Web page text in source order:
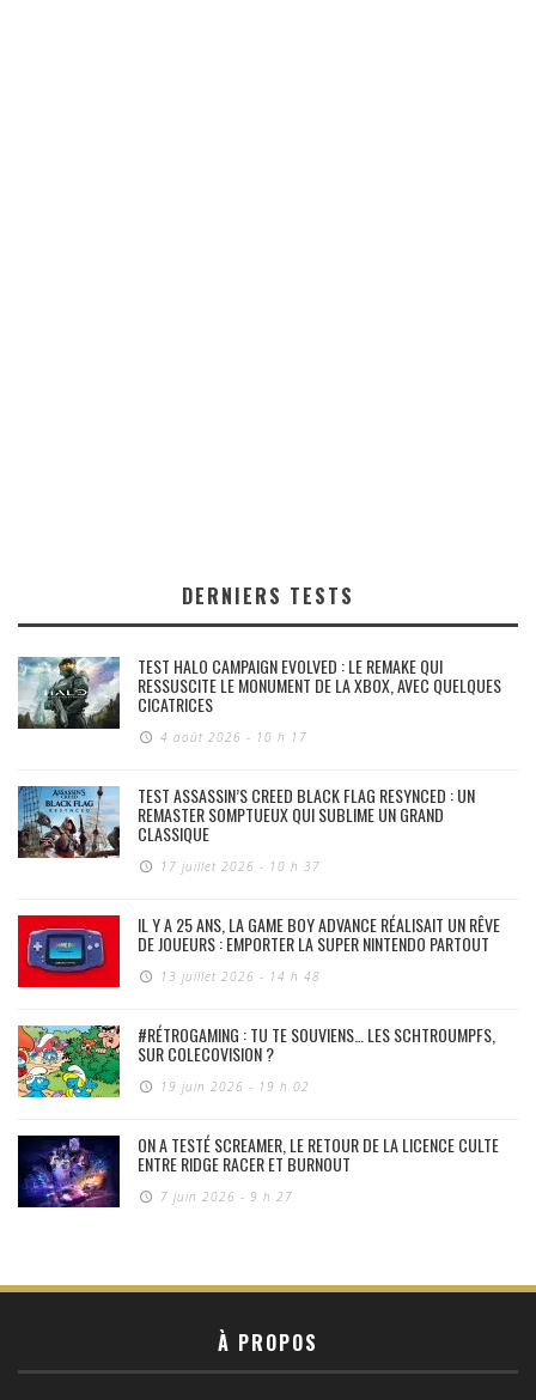
DERNIERS TESTS
TEST HALO CAMPAIGN EVOLVED : LE REMAKE QUI
RESSUSCITE LE MONUMENT DE LA XBOX, AVEC QUELQUES
CICATRICES
4 août 2026 - 10 h 17
TEST ASSASSIN’S CREED BLACK FLAG RESYNCED : UN
REMASTER SOMPTUEUX QUI SUBLIME UN GRAND
CLASSIQUE
17 juillet 2026 - 10 h 37
IL Y A 25 ANS, LA GAME BOY ADVANCE RÉALISAIT UN RÊVE
DE JOUEURS : EMPORTER LA SUPER NINTENDO PARTOUT
13 juillet 2026 - 14 h 48
#RÉTROGAMING : TU TE SOUVIENS… LES SCHTROUMPFS,
SUR COLECOVISION ?
19 juin 2026 - 19 h 02
ON A TESTÉ SCREAMER, LE RETOUR DE LA LICENCE CULTE
ENTRE RIDGE RACER ET BURNOUT
7 juin 2026 - 9 h 27
À PROPOS